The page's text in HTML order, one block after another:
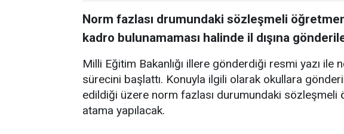
Norm fazlası drumundaki sözleşmeli
kadro bulunamaması halinde il dışına
Milli Eğitim Bakanlığı illere gönderdiği resmi yazı
sürecini başlattı. Konuyla ilgili olarak okullara
edildiği üzere norm fazlası durumundaki
atama yapılacak.